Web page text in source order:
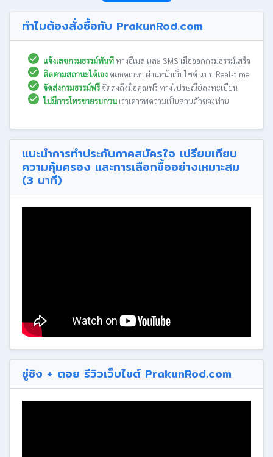
ทำไมต้องสั่งซื้อกับ PrakunRod.com
แจ้งเลขกรมธรรม์ทันทีทางอีเมล และ SMS เมื่อออกกรมธรรม์เสร็จ
ติดตามสถานะได้เอง ตลอดเวลา ผ่านหน้าเว็บไซต์ แบบ Real-time
จัดส่งกรมธรรม์ฟรีจัดส่งถึงมือคุณฟรี ทางไปรษณีย์ลงทะเบียน
ไม่มีการโทรขายรบกวน เราเคารพความเป็นส่วนตัวของท่าน
แนะนำการทำประกันภาคสมัครใจ เปรียบเทียบ
ความคุ้มครอง และการเลือกซื้ออย่างเหมาะสม
(3 นาที)
ซู่ชิง + ตอย รีวิวเว็บไซต์ PrakunRod.com